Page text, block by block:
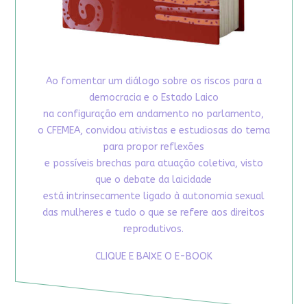
Ao fomentar um diálogo sobre os riscos para a
democracia e o Estado Laico
na configuração em andamento no parlamento,
o CFEMEA, convidou ativistas e estudiosas do tema
para propor reflexões
e possíveis brechas para atuação coletiva, visto
que o debate da laicidade
está intrinsecamente ligado à autonomia sexual
das mulheres e tudo o que se refere aos direitos
reprodutivos.
CLIQUE E BAIXE O E-BOOK